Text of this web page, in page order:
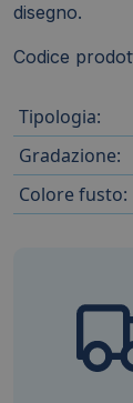
disegno.
Codice
Tipologia:
Gradazione:
Colore fusto: